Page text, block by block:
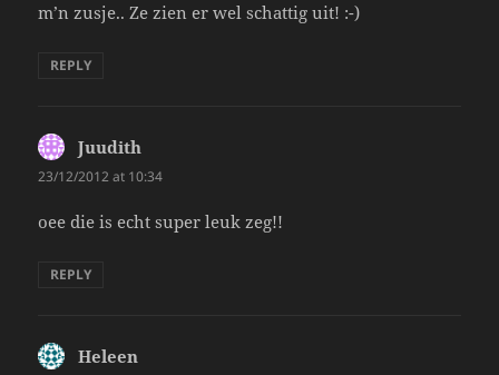
m’n zusje.. Ze zien er wel schattig uit! :-)
REPLY
Juudith
23/12/2012 at 10:34
oee die is echt super leuk zeg!!
REPLY
Heleen